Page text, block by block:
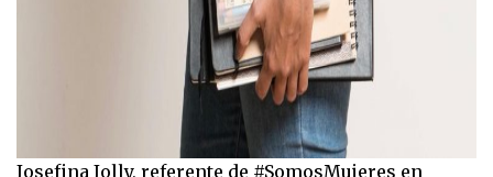
Josefina Jolly, referente de #SomosMujeres en